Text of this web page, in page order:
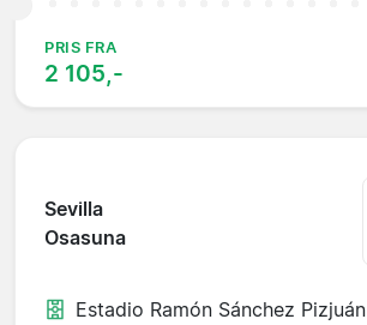
PRIS FRA
2 105,-
Sevilla
Osasuna
Estadio Ramón Sánchez Pizjuán